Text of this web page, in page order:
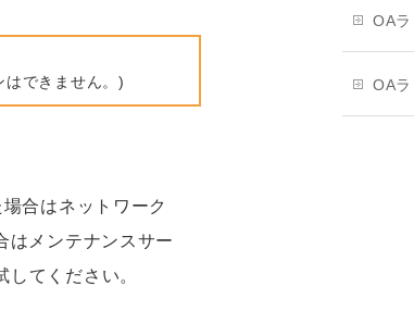
できません。)
合はネットワーク
はメンテナンスサー
てください。
OAラ
OAラ